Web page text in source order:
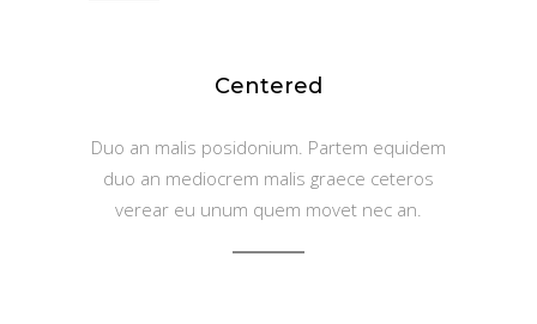
Centered
Duo an malis posidonium. Partem equidem
duo an mediocrem malis graece ceteros
verear eu unum quem movet nec an.